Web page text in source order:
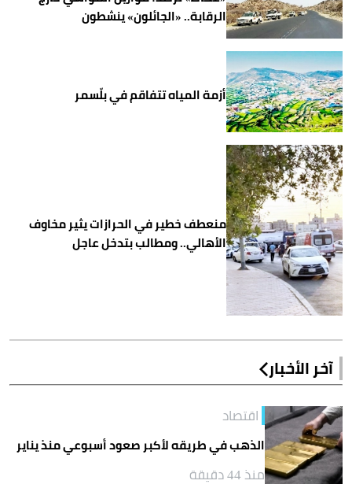
الرقابة.. «الجائلون» ينشطون
أزمة المياه تتفاقم في بلّسمر
منعطف خطير في الحرازات يثير مخاوف
الأهالي.. ومطالب بتدخل عاجل
آخر الأخبار
اقتصاد
الذهب في طريقه لأكبر صعود أسبوعي منذ يناير
منذ 44 دقيقة